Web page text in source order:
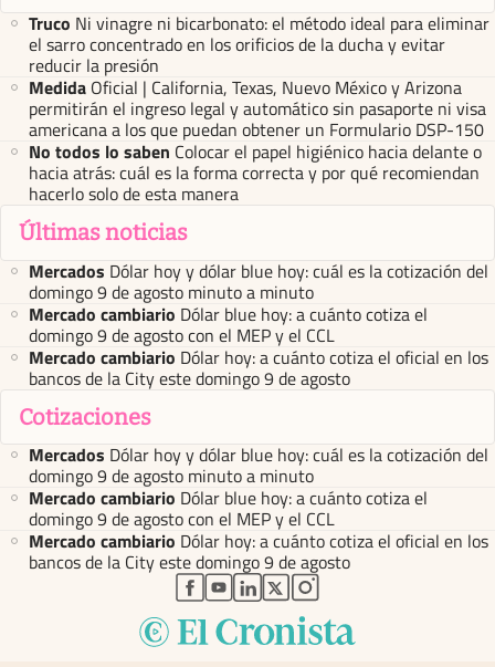
Truco Ni vinagre ni bicarbonato: el método ideal para eliminar
el sarro concentrado en los orificios de la ducha y evitar
reducir la presión
Medida Oficial | California, Texas, Nuevo México y Arizona
permitirán el ingreso legal y automático sin pasaporte ni visa
americana a los que puedan obtener un Formulario DSP-150
No todos lo saben Colocar el papel higiénico hacia delante o
hacia atrás: cuál es la forma correcta y por qué recomiendan
hacerlo solo de esta manera
Últimas noticias
Mercados Dólar hoy y dólar blue hoy: cuál es la cotización del
domingo 9 de agosto minuto a minuto
Mercado cambiario Dólar blue hoy: a cuánto cotiza el
domingo 9 de agosto con el MEP y el CCL
Mercado cambiario Dólar hoy: a cuánto cotiza el oficial en los
bancos de la City este domingo 9 de agosto
Cotizaciones
Mercados Dólar hoy y dólar blue hoy: cuál es la cotización del
domingo 9 de agosto minuto a minuto
Mercado cambiario Dólar blue hoy: a cuánto cotiza el
domingo 9 de agosto con el MEP y el CCL
Mercado cambiario Dólar hoy: a cuánto cotiza el oficial en los
bancos de la City este domingo 9 de agosto
abre en nueva pestaña
abre en nueva pestaña
abre en nueva pestaña
abre en nueva pestaña
abre en nueva pestaña